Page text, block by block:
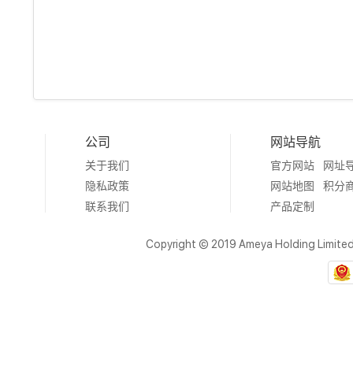
公司
关于我们
隐私政策
联系我们
网站导航
官方网站
网址
网站地图
积分
产品定制
Copyright © 2019 Ameya Holding